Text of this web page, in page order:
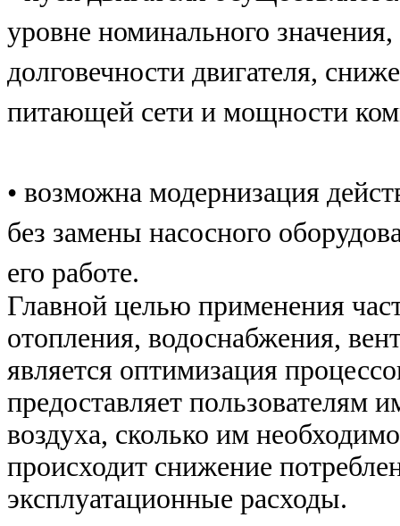
уровне номинального
долговечности двигателя,
питающей сети и мощности
• возможна модернизация
без замены насосного
его работе.
Главной целью применения
отопления, водоснабжения,
является оптимизация
предоставляет пользователям
воздуха, сколько им
происходит снижение
эксплуатационные расходы.